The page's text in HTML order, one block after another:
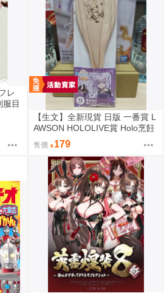
レ
目
【生文】全新現貨 日版 一番賞 L
AWSON HOLOLIVE賞 Holo烹飪
再來一碗 9賞 小粥的飯糰木製飯
勺賞 貓又小粥（猫又おかゆ）
售價 179